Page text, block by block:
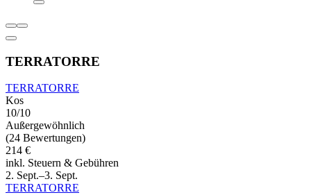
TERRATORRE
TERRATORRE
Kos
10/10
Außergewöhnlich
(24 Bewertungen)
214 €
inkl. Steuern & Gebühren
2. Sept.–3. Sept.
TERRATORRE